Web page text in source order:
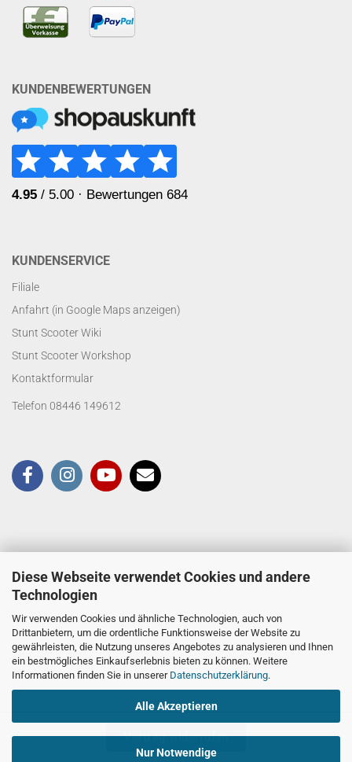
Diese Webseite verwendet Cookies und andere
Technologien
Wir verwenden Cookies und ähnliche Technologien, auch von
Drittanbietern, um die ordentliche Funktionsweise der Website zu
gewährleisten, die Nutzung unseres Angebotes zu analysieren und Ihnen
ein bestmögliches Einkaufserlebnis bieten zu können. Weitere
Informationen finden Sie in unserer Datenschutzerklärung.
Alle Akzeptieren
Nur Notwendige
KUNDENBEWERTUNGEN
KUNDENSERVICE
Filiale
Anfahrt (in Google Maps anzeigen)
Stunt Scooter Wiki
Stunt Scooter Workshop
Kontaktformular
Telefon 08446 149612
Vertrag widerrufen